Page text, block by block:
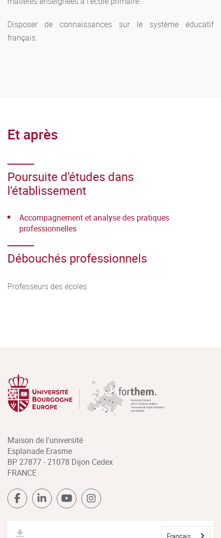
et dépôt des dossiers sur l’applicationeCandidat:
https://ecandidat.u-bourgogne.fr
Disposer de connaissances sur le système éducatif
français.
Et après
Poursuite d'études dans
l'établissement
Accompagnement et analyse des pratiques
professionnelles
Débouchés professionnels
Professeurs des écoles
Maison de l'université
Esplanade Erasme
BP 27877 - 21078 Dijon Cedex
FRANCE
Français